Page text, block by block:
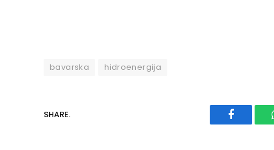
bavarska hidroenergija
SHARE.
Facebook